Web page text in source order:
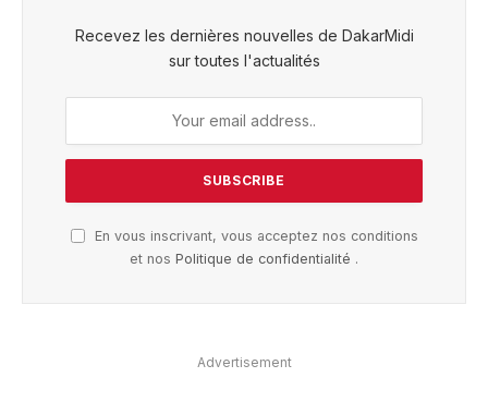
Recevez les dernières nouvelles de DakarMidi
sur toutes l'actualités
En vous inscrivant, vous acceptez nos conditions
et nos Politique de confidentialité .
Advertisement